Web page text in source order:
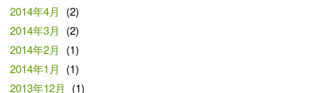
2014年4月
(2)
2014年3月
(2)
2014年2月
(1)
2014年1月
(1)
2013年12月
(1)